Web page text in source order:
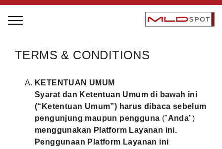
STAGE BUS JAZZ TOUR
INSPIRING PEOPLE
INSPIRING PRODUCTS
INSPIRING PLACES
INSPIRING COMMUNITIES
TERMS & CONDITIONS
KETENTUAN UMUM
Syarat dan Ketentuan Umum di bawah ini
(“Ketentuan Umum”) harus dibaca sebelum
pengunjung maupun pengguna ("Anda")
menggunakan Platform Layanan ini.
Penggunaan Platform Layanan ini